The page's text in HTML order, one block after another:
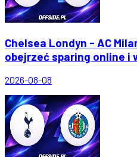
Chelsea Londyn - AC
obejrzeć sparing online i
2026-08-08